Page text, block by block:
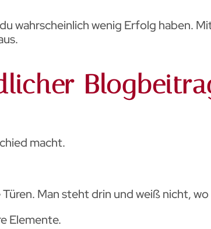
wahrscheinlich wenig Erfolg haben.
macht.
Man steht drin und weiß nicht, wo
Elemente.